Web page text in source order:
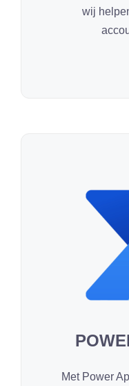
wij
Met Power